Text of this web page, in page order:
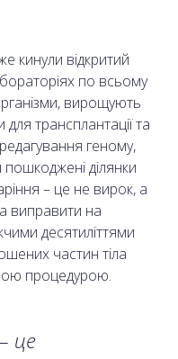
кинули відкритий
по всьому
вирощують
трансплантації та
геному,
ділянки
– це не вирок, а
виправити на
десятиліттями
частин тіла
процедурою.
це